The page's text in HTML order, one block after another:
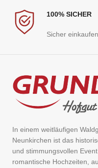
100% SICHER
Sicher
In einem weitläufigen
Neunkirchen ist das
und stimmungsvollen
romantische Hochzeiten,